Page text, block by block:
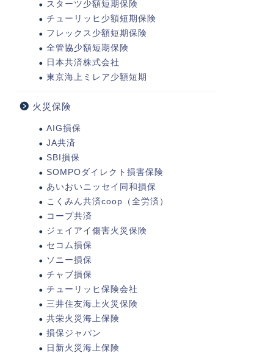
スターツ少額短期保険
チューリッヒ少額短期保険
フレックス少額短期保険
全管協少額短期保険
日本共済株式会社
東京海上ミレア少額短期
火災保険
AIG損保
JA共済
SBI損保
SOMPOダイレクト損害保険
あいおいニッセイ同和損保
こくみん共済coop（全労済）
コープ共済
ジェイアイ傷害火災保険
セコム損保
ソニー損保
チャブ損保
チューリッヒ保険会社
三井住友海上火災保険
共栄火災海上保険
損保ジャパン
日新火災海上保険